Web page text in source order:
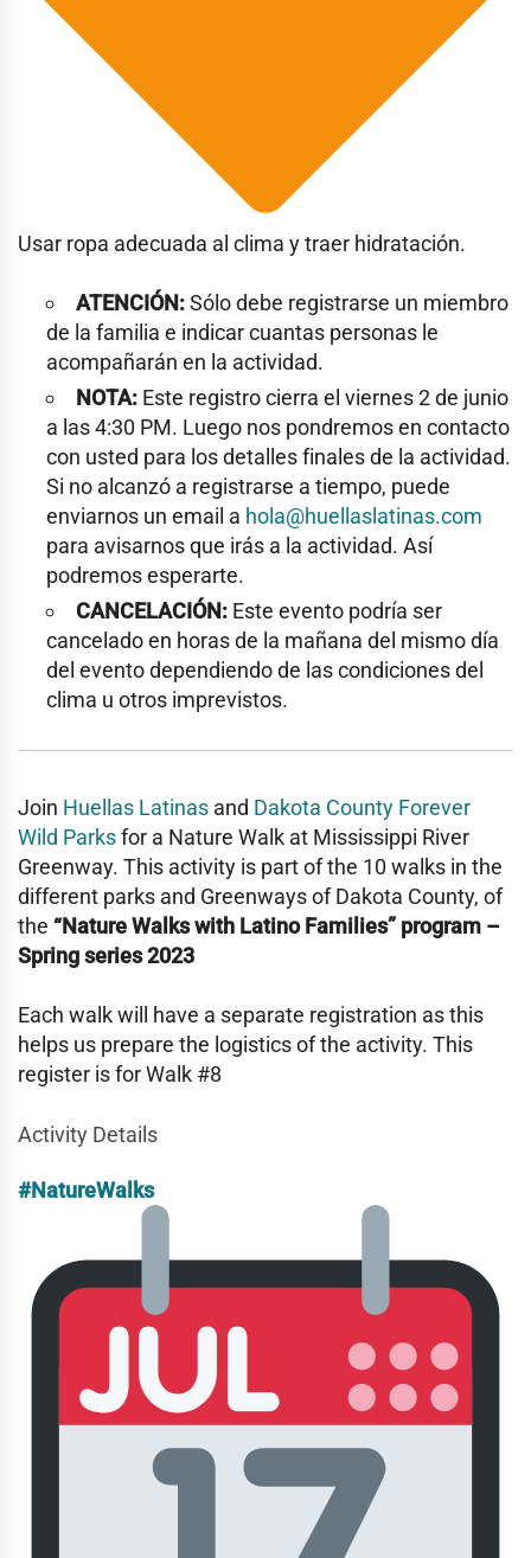
Usar ropa adecuada al clima y traer hidratación.
ATENCIÓN:Sólo debe registrarse un miembro
de la familia e indicar cuantas personas le
acompañarán en la actividad.
NOTA: Este registro cierra el viernes 2 de junio
a las 4:30 PM. Luego nos pondremos en contacto
con usted para los detalles finales de la actividad.
Si no alcanzó a registrarse a tiempo, puede
enviarnos un email a hola@huellaslatinas.com
para avisarnos que irás a la actividad. Así
podremos esperarte.
CANCELACIÓN: Este evento podría ser
cancelado en horas de la mañana del mismo día
del evento dependiendo de las condiciones del
clima u otros imprevistos.
Join Huellas Latinas and Dakota County Forever
Wild Parksfor a Nature Walk at Mississippi River
Greenway. This activity is part of the 10 walks in the
different parks and Greenways of Dakota County, of
the “Nature Walks with Latino Families” program –
Spring series 2023
Each walk will have a separate registration as this
helps us prepare the logistics of the activity. This
register is for Walk #8
Activity Details
#NatureWalks